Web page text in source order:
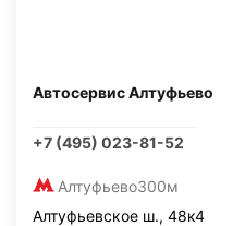
Автосервис Алтуфьево
+7 (495) 023-81-52
Алтуфьево300м
Алтуфьевское ш., 48к4